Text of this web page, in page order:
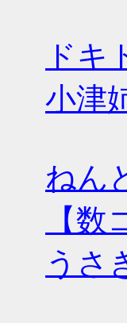
ドキ
小津
ねん
【
うさ